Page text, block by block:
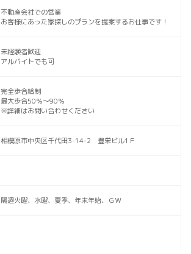
不動産会社での営業
お客様にあった家探しのプランを提案するお仕事です！
未経験者歓迎
アルバイトでも可
完全歩合給制
最大歩合50％～90％
※詳細はお問い合わせください
相模原市中央区千代田3-14-2 豊栄ビル1Ｆ
隔週火曜、水曜、夏季、年末年始、ＧＷ